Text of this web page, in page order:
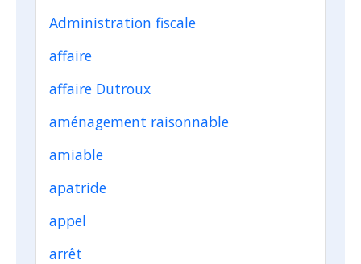
Administration fiscale
affaire
affaire Dutroux
aménagement raisonnable
amiable
apatride
appel
arrêt